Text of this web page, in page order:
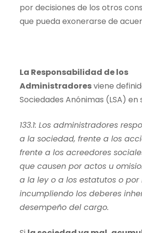
por decisiones de los otros
que pueda exonerarse de
La Responsabilidad de los
Administradoresviene
Sociedades Anónimas (LSA) en
133.1: Los administradores
a la sociedad, frente a los
frente a los acreedores
que causen por actos u
a la ley o a los estatutos o por
incumpliendo los deberes
desempeño del cargo.